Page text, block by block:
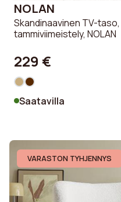
NOLAN
Skandinaavinen TV-taso,
tammiviimeistely, NOLAN
229 €
Saatavilla
VARASTON TYHJENNYS